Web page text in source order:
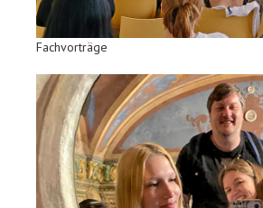
Fachvorträge